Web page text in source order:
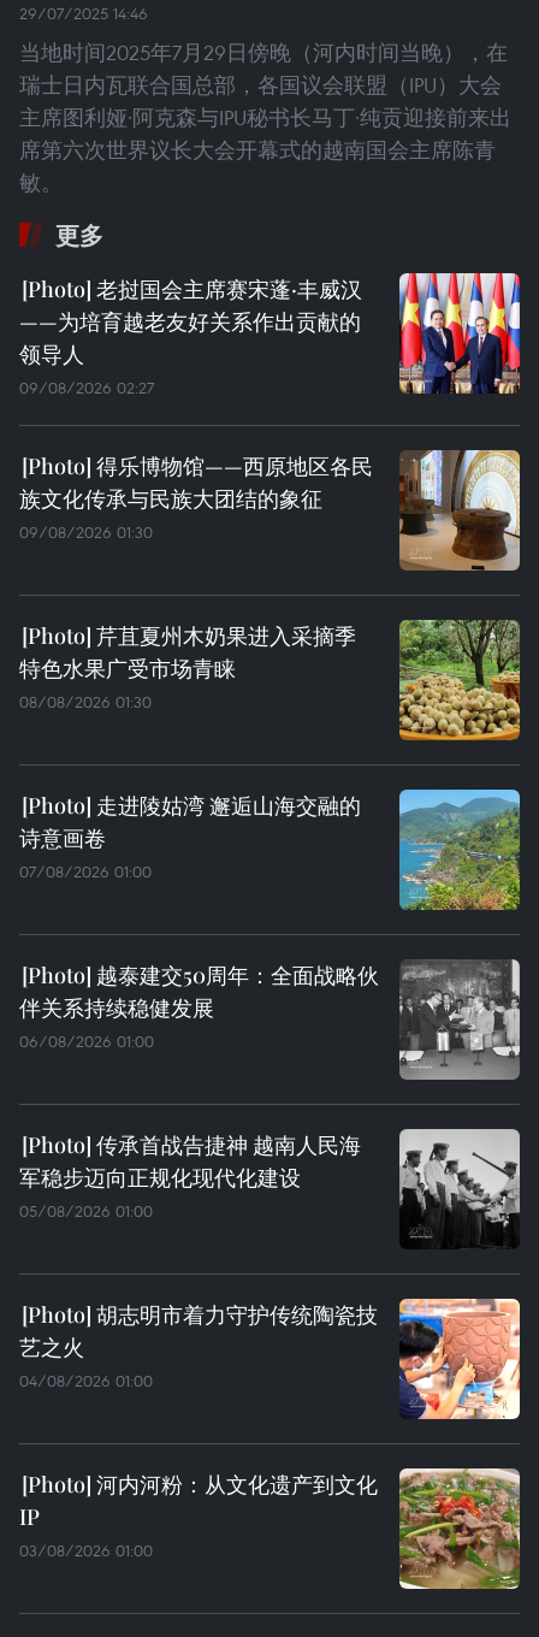
29/07/2025 14:46
当地时间2025年7月29日傍晚（河内时间当晚），在
瑞士日内瓦联合国总部，各国议会联盟（IPU）大会
主席图利娅·阿克森与IPU秘书长马丁·纯贡迎接前来出
席第六次世界议长大会开幕式的越南国会主席陈青
敏。
更多
老挝国会主席赛宋蓬·丰威汉
——为培育越老友好关系作出贡献的
领导人
09/08/2026 02:27
得乐博物馆——西原地区各民
族文化传承与民族大团结的象征
09/08/2026 01:30
芹苴夏州木奶果进入采摘季
特色水果广受市场青睐
08/08/2026 01:30
走进陵姑湾 邂逅山海交融的
诗意画卷
07/08/2026 01:00
越泰建交50周年：全面战略伙
伴关系持续稳健发展
06/08/2026 01:00
传承首战告捷神 越南人民海
军稳步迈向正规化现代化建设
05/08/2026 01:00
胡志明市着力守护传统陶瓷技
艺之火
04/08/2026 01:00
河内河粉：从文化遗产到文化
IP
03/08/2026 01:00